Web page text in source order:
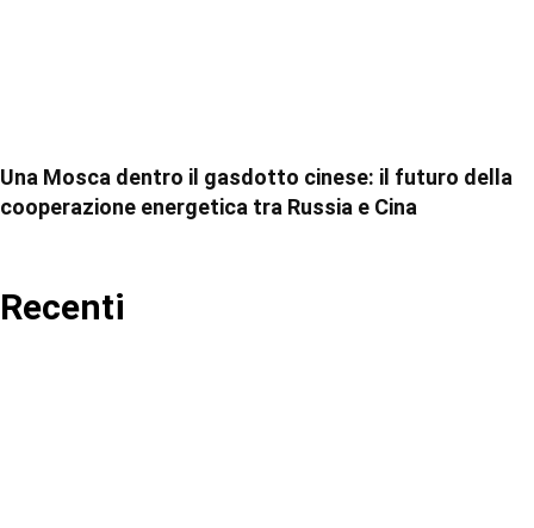
Una Mosca dentro il gasdotto cinese: il futuro della
cooperazione energetica tra Russia e Cina
Recenti